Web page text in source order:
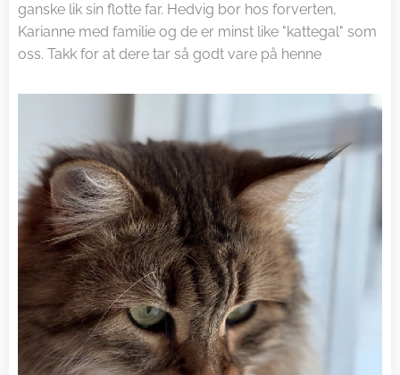
ganske lik sin flotte far. Hedvig bor hos forverten,
Karianne med familie og de er minst like "kattegal" som
oss. Takk for at dere tar så godt vare på henne